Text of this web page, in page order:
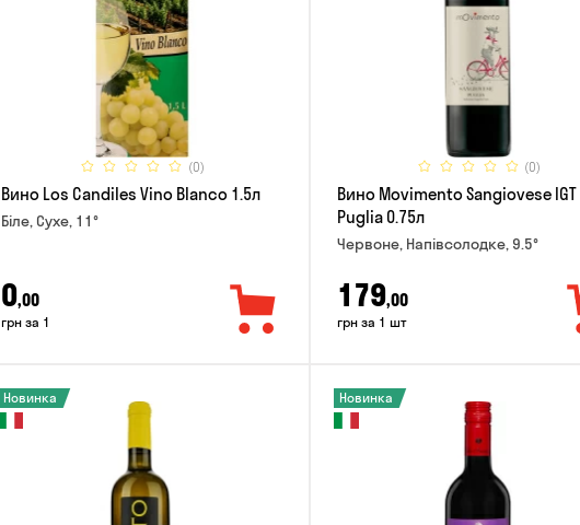
(0)
Вино Los Candiles Vino Blanco 1.5л
Біле, Сухе, 11°
0,00
грн за 1
(0)
Вино Movimento Sangiovese IGT
Puglia 0.75л
Червоне, Напівсолодке, 9.5°
179,00
грн за 1 шт
Новинка Новинка